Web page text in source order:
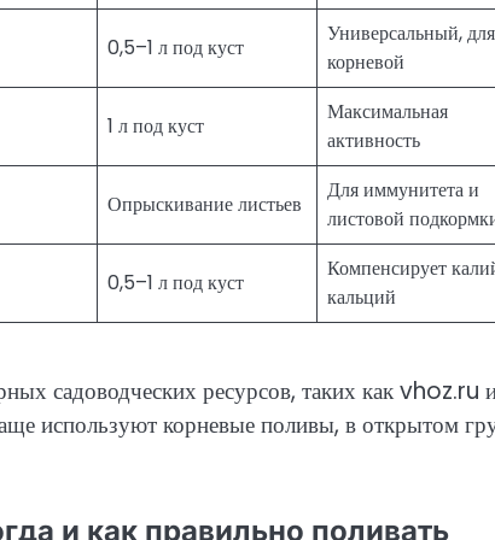
0,5–1 л под куст
Универсальный, для
корневой
1 л под куст
Максимальная
активность
Опрыскивание листьев
Для иммунитета и
листовой
0,5–1 л под куст
Компенсирует
кальций
садоводческих ресурсов, таких как vhoz.ru
используют корневые поливы, в открытом
и как правильно поливать